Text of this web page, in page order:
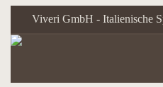
Viveri GmbH - Italienische